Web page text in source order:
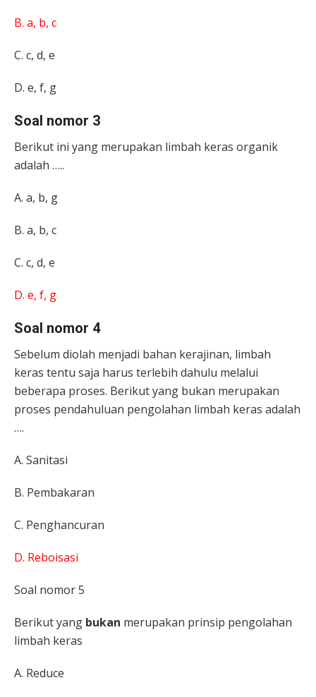
B. a, b, c
C. c, d, e
D. e, f, g
Soal nomor 3
Berikut ini yang merupakan limbah keras organik
adalah …..
A. a, b, g
B. a, b, c
C. c, d, e
D. e, f, g
Soal nomor 4
Sebelum diolah menjadi bahan kerajinan, limbah
keras tentu saja harus terlebih dahulu melalui
beberapa proses. Berikut yang bukan merupakan
proses pendahuluan pengolahan limbah keras adalah
….
A. Sanitasi
B. Pembakaran
C. Penghancuran
D. Reboisasi
Soal nomor 5
Berikut yang bukan merupakan prinsip pengolahan
limbah keras
A. Reduce